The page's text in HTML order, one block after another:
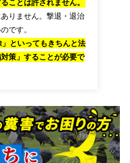
ことは許されません。
りません。撃退・退治
です。
」といってもきちんと法
策」することが必要で